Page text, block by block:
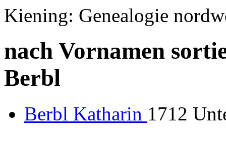
Kiening: Genealogie
nach Vornamen
Berbl
Berbl Katharin 1712